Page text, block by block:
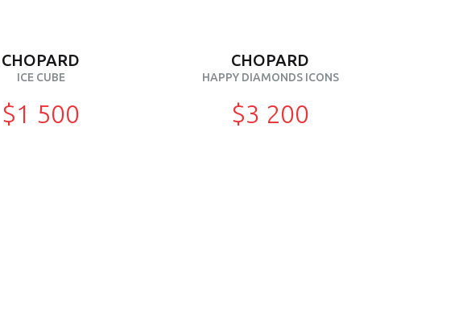
CHOPARD
ICE CUBE
$1 500
CHOPARD
HAPPY DIAMONDS ICONS
$3 200